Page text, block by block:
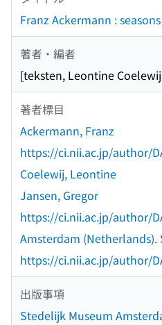
Franz Ackermann :
著者・編者
[teksten, Leontine
著者標目
Ackermann, Franz
https://ci.nii.ac.jp/author/
Coelewij, Leontine
Jansen, Gregor
https://ci.nii.ac.jp/author/
Amsterdam (Netherlands).
https://ci.nii.ac.jp/author/
出版事項
Stedelijk Museum